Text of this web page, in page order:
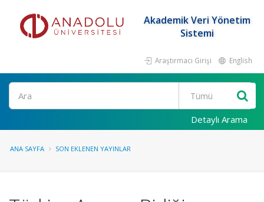
Akademik Veri Yönetim
Sistemi
Araştırmacı Girişi English
Ara
Detaylı Arama
ANA SAYFA SON EKLENEN YAYINLAR